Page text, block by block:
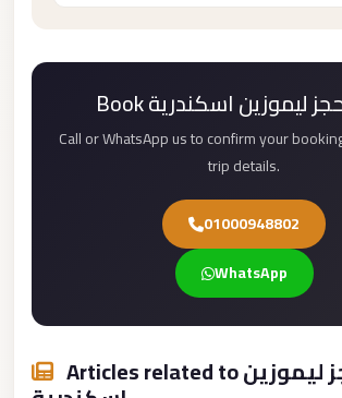
Call or WhatsApp us to confirm your
trip details.
01000948802
WhatsApp
Articles related to حجز ليموزين
Mansoura
Limousine
Service